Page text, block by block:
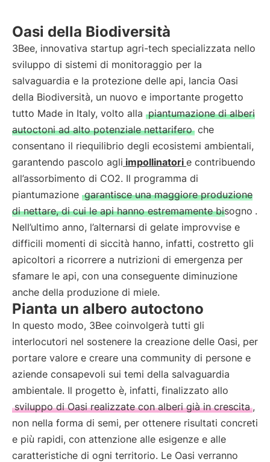
Oasi della Biodiversità
3Bee, innovativa startup agri-tech specializzata nello
sviluppo di sistemi di monitoraggio per la
salvaguardia e la protezione delle api, lancia Oasi
della Biodiversità, un nuovo e importante progetto
tutto Made in Italy, volto alla piantumazione di alberi
autoctoni ad alto potenziale nettarifero che
consentano il riequilibrio degli ecosistemi ambientali,
garantendo pascolo agli impollinatori e contribuendo
all’assorbimento di CO2. Il programma di
piantumazione garantisce una maggiore produzione
di nettare, di cui le api hanno estremamente bisogno .
Nell’ultimo anno, l’alternarsi di gelate improvvise e
difficili momenti di siccità hanno, infatti, costretto gli
apicoltori a ricorrere a nutrizioni di emergenza per
sfamare le api, con una conseguente diminuzione
anche della produzione di miele.
Pianta un albero autoctono
In questo modo, 3Bee coinvolgerà tutti gli
interlocutori nel sostenere la creazione delle Oasi, per
portare valore e creare una community di persone e
aziende consapevoli sui temi della salvaguardia
ambientale. Il progetto è, infatti, finalizzato allo
sviluppo di Oasi realizzate con alberi già in crescita ,
non nella forma di semi, per ottenere risultati concreti
e più rapidi, con attenzione alle esigenze e alle
caratteristiche di ogni territorio. Le Oasi verranno